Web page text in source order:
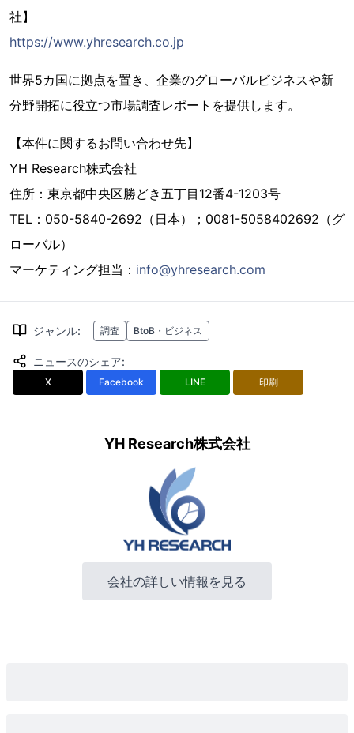
社】
https://www.yhresearch.co.jp
世界5カ国に拠点を置き、企業のグローバルビジネスや新
分野開拓に役立つ市場調査レポートを提供します。
【本件に関するお問い合わせ先】
YH Research株式会社
住所：東京都中央区勝どき五丁目12番4-1203号
TEL：050-5840-2692（日本）；0081-5058402692（グ
ローバル）
マーケティング担当： info@yhresearch.com
ジャンル: 調査 BtoB・ビジネス
ニュースのシェア:
X Facebook LINE 印刷
YH Research株式会社
会社の詳しい情報を見る